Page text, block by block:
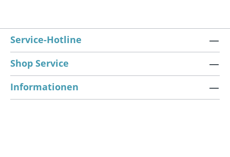
Service-Hotline
Shop Service
Informationen